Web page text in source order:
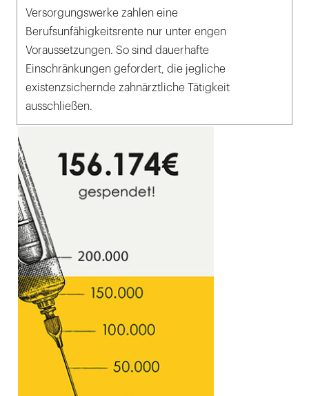
Versorgungswerke zahlen eine
Berufsunfähigkeitsrente nur unter engen
Voraussetzungen. So sind dauerhafte
Einschränkungen gefordert, die jegliche
existenzsichernde zahnärztliche Tätigkeit
ausschließen.